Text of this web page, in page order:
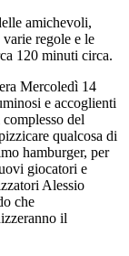
amichevoli,
regole e le
120 minuti circa.
Mercoledì 14
e accoglienti
del
qualcosa di
hamburger, per
giocatori e
Alessio
che
il